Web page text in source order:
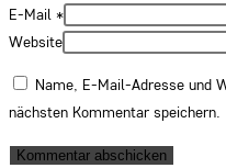
E-Mail *
Website
Name, E-Mail-Adresse und
nächsten Kommentar speichern.